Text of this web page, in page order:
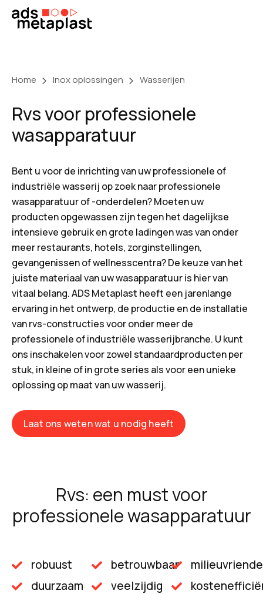
Skip
Home Inox oplossingen Wasserijen
Rvs voor professionele
wasapparatuur
Bent u voor de inrichting van uw professionele of
industriële wasserij op zoek naar professionele
wasapparatuur of -onderdelen? Moeten uw
producten opgewassen zijn tegen het dagelijkse
intensieve gebruik en grote ladingen was van onder
meer restaurants, hotels, zorginstellingen,
gevangenissen of wellnesscentra? De keuze van het
juiste materiaal van uw wasapparatuur is hier van
vitaal belang. ADS Metaplast heeft een jarenlange
ervaring in het ontwerp, de productie en de installatie
van rvs-constructies voor onder meer de
professionele of industriële wasserijbranche. U kunt
ons inschakelen voor zowel standaardproducten per
stuk, in kleine of in grote series als voor een unieke
oplossing op maat van uw wasserij.
Laat ons weten wat u nodig heeft
Rvs: een must voor
professionele wasapparatuur
robuust
duurzaam
betrouwbaar
veelzijdig